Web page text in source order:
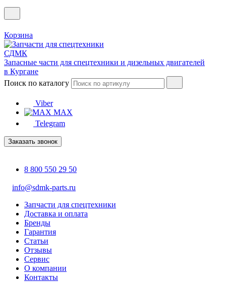
Корзина
Запасные части для спецтехники и дизельных двигателей
в Кургане
Поиск по каталогу
Viber
MAX
Telegram
Заказать звонок
8 800 550 29 50
info@sdmk-parts.ru
Запчасти для спецтехники
Доставка и оплата
Бренды
Гарантия
Статьи
Отзывы
Сервис
О компании
Контакты